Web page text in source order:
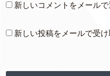
新しいコメントをメールで
新しい投稿をメールで受け